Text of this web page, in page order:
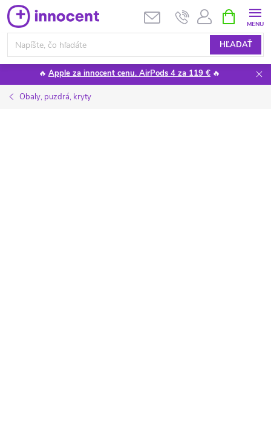
Prejsť
na
obsah
HĽADAŤ
KOŠÍK
🔥 Apple za innocent cenu. AirPods 4 za 119 € 🔥
Obaly, puzdrá, kryty